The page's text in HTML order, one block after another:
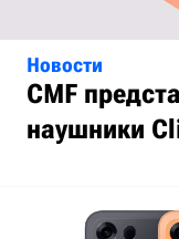
Новости
CMF
наушники